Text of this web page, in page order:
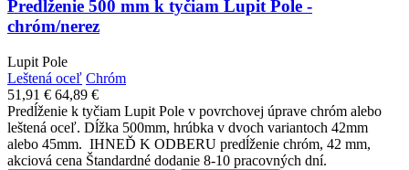
Predĺženie 500 mm k tyčiam Lupit Pole -
chróm/nerez
Lupit Pole
Leštená oceľ Chróm
51,91 € 64,89 €
Predĺženie k tyčiam Lupit Pole v povrchovej úprave chróm alebo
leštená oceľ. Dĺžka 500mm, hrúbka v dvoch variantoch 42mm
alebo 45mm. IHNEĎ K ODBERU predĺženie chróm, 42 mm,
akciová cena Štandardné dodanie 8-10 pracovných dní.